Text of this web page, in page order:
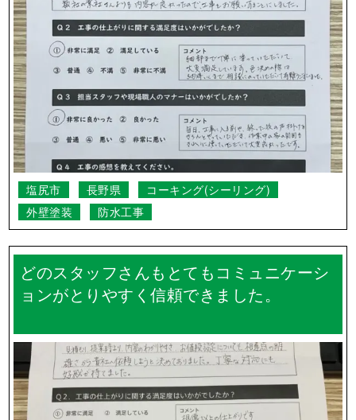
塩尻市 長野県
コーキング(シーリング)
外壁塗装
防水工事
どのスタッフさんもとてもコミュニケーシ
ョンがとりやすく信頼できました。